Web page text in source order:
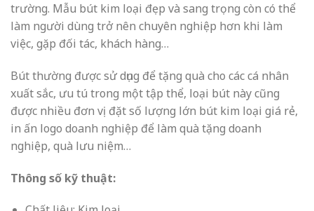
trường. Mẫu bút kim loại đẹp và sang trọng còn có thể
làm người dùng trở nên chuyên nghiệp hơn khi làm
việc, gặp đối tác, khách hàng…
Bút thường được sử dụng để tặng quà cho các cá nhân
xuất sắc, ưu tú trong một tập thể, loại bút này cũng
được nhiều đơn vị đặt số lượng lớn bút kim loại giá rẻ,
in ấn logo doanh nghiệp để làm quà tặng doanh
nghiệp, quà lưu niệm…
Thông số kỹ thuật: